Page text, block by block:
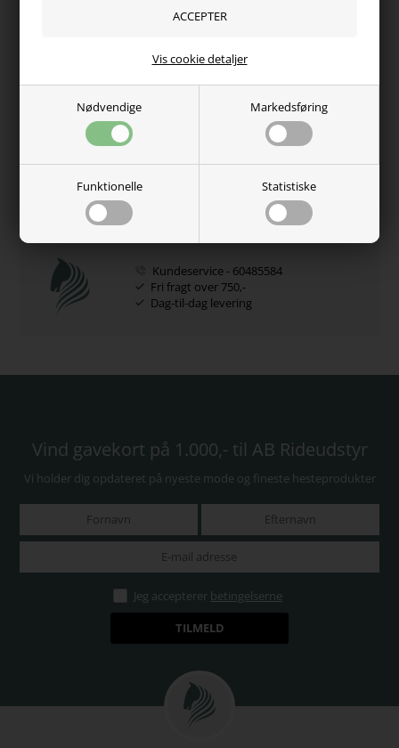
Nødvendige Markedsføring
Funktionelle Statistiske
Vis cookie detaljer
Hvorfor handle hos os?
100% tryghed
Adgang til juridisk hjælp
Kundernes anderkendelse
5 Stjerner - Trustpilot
Kundeservice - 60485584
Fri fragt over 750,-
Dag-til-dag levering
Vind gavekort på 1.000,- til AB Rideudstyr
Vi holder dig opdateret på nyeste mode og fineste hesteprodukter
Jeg accepterer betingelserne